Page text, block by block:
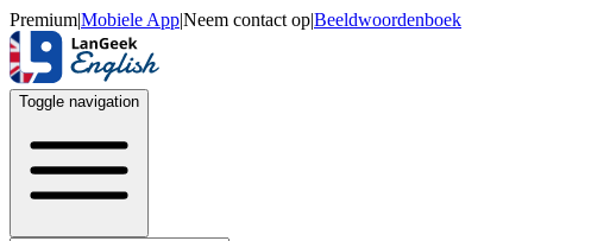
Premium|Mobiele App|Neem contact op|Beeldwoordenboek
Toggle navigation